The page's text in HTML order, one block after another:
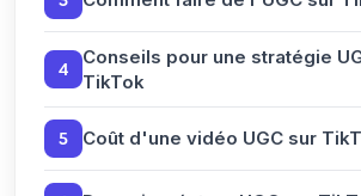
4
Conseils pour une stratégie
TikTok
5 Coût d'une vidéo UGC sur